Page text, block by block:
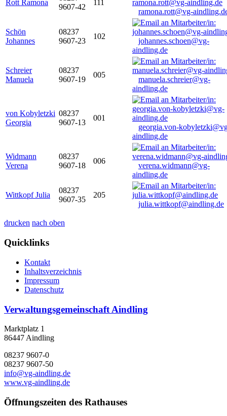
Rott Ramona
9607-42
111
ramona.rott@vg-
Schön
Johannes
08237
9607-23
102
johannes.schoen@vg-
aindling.de
Schreier
Manuela
08237
9607-19
005
manuela.schreier@vg-
aindling.de
von Kobyletzki
Georgia
08237
9607-13
001
georgia.von-
aindling.de
Widmann
Verena
08237
9607-18
006
verena.widmann@vg-
aindling.de
Wittkopf Julia
08237
9607-35
205
julia.wittkopf@aindling.de
drucken nach oben
Quicklinks
Kontakt
Inhaltsverzeichnis
Impressum
Datenschutz
Verwaltungsgemeinschaft Aindling
Marktplatz 1
86447 Aindling
08237 9607-0
08237 9607-50
info@vg-aindling.de
www.vg-aindling.de
Öffnungszeiten des Rathauses